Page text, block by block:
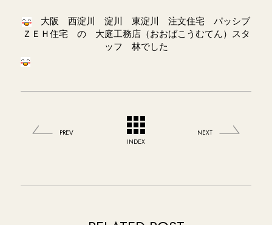
大阪 西淀川 淀川 東淀川 注文住宅 パッシブ
ＺＥＨ住宅 の 大庭工務店（おおばこうむてん）スタ
ッフ 林でした
PREV
INDEX
NEXT